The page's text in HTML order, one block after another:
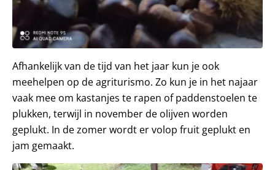
Afhankelijk van de tijd van het jaar kun je ook
meehelpen op de agriturismo. Zo kun je in het najaar
vaak mee om kastanjes te rapen of paddenstoelen te
plukken, terwijl in november de olijven worden
geplukt. In de zomer wordt er volop fruit geplukt en
jam gemaakt.